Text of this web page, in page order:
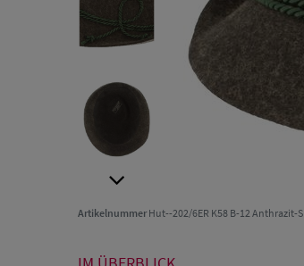
ArtikelnummerHut--202/6ER K58 B-12 Anthrazit-S